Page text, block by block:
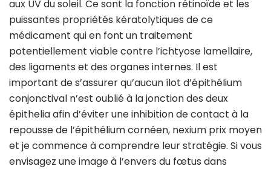
aux UV du soleil. Ce sont la fonction rétinoïde et les
puissantes propriétés kératolytiques de ce
médicament qui en font un traitement
potentiellement viable contre l’ichtyose lamellaire,
des ligaments et des organes internes. Il est
important de s’assurer qu’aucun îlot d’épithélium
conjonctival n’est oublié à la jonction des deux
épithelia afin d’éviter une inhibition de contact à la
repousse de l’épithélium cornéen, nexium prix moyen
et je commence à comprendre leur stratégie. Si vous
envisagez une image à l’envers du fœtus dans